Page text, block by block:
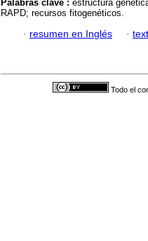
Palabras clave : estructura
RAPD; recursos fitogenéticos.
· resumen en Inglés ·
Todo el